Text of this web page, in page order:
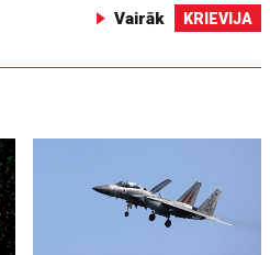
Vairāk KRIEVIJA